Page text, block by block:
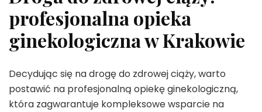
profesjonalna opieka
ginekologiczna w Krakowie
Decydując się na drogę do zdrowej ciąży, warto
postawić na profesjonalną opiekę ginekologiczną,
która zagwarantuje kompleksowe wsparcie na